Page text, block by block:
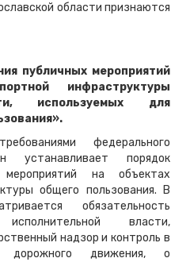
области признаются
публичных мероприятий
инфраструктуры
используемых для
федерального
устанавливает порядок
на объектах
общего пользования. В
обязательность
власти,
надзор и контроль в
дорожного движения, о